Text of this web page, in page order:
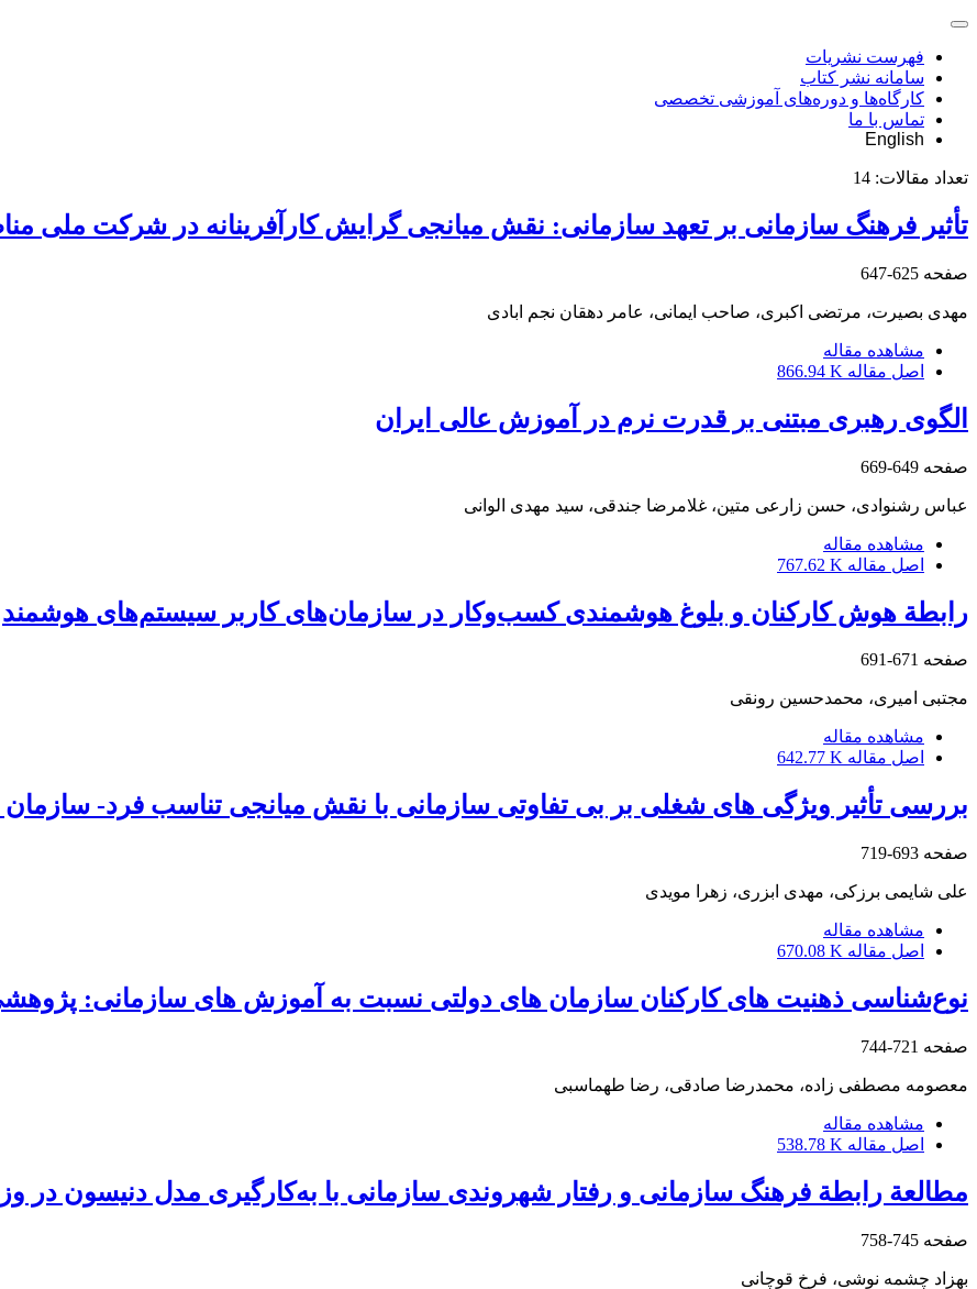
فهرست نشریات
سامانه نشر کتاب
کارگاه‌ها و دوره‌های آموزشی تخصصی
تماس با ما
English
تعداد مقالات: 14
تأثیر فرهنگ ‌سازمانی بر تعهد سازمانی: نقش میانجی گرایش کارآفرینانه در شرکت ملی
صفحه 625-647
مهدی بصیرت، مرتضی اکبری، صاحب ایمانی، عامر دهقان نجم ابادی
مشاهده مقاله
اصل مقاله 866.94 K
الگوی رهبری مبتنی بر قدرت نرم در آموزش عالی ایران
صفحه 649-669
عباس رشنوادی، حسن زارعی متین، غلامرضا جندقی، سید مهدی الوانی
مشاهده مقاله
اصل مقاله 767.62 K
رابطة هوش کارکنان و بلوغ هوشمندی کسب‌وکار در سازمان‌های کاربر سیستم‌های هوشمند
صفحه 671-691
مجتبی امیری، محمدحسین رونقی
مشاهده مقاله
اصل مقاله 642.77 K
بررسی تأثیر ویژگی های شغلی بر بی تفاوتی سازمانی با نقش میانجی تناسب فرد-
صفحه 693-719
علی شایمی برزکی، مهدی ابزری، زهرا مویدی
مشاهده مقاله
اصل مقاله 670.08 K
نوع‌شناسی ذهنیت های کارکنان سازمان های دولتی نسبت به آموزش های سازمانی:
صفحه 721-744
معصومه مصطفی زاده، محمدرضا صادقی، رضا طهماسبی
مشاهده مقاله
اصل مقاله 538.78 K
مطالعة رابطة فرهنگ سازمانی و رفتار شهروندی سازمانی با به‌کارگیری مدل دنیسون
صفحه 745-758
بهزاد چشمه نوشی، فرخ قوچانی